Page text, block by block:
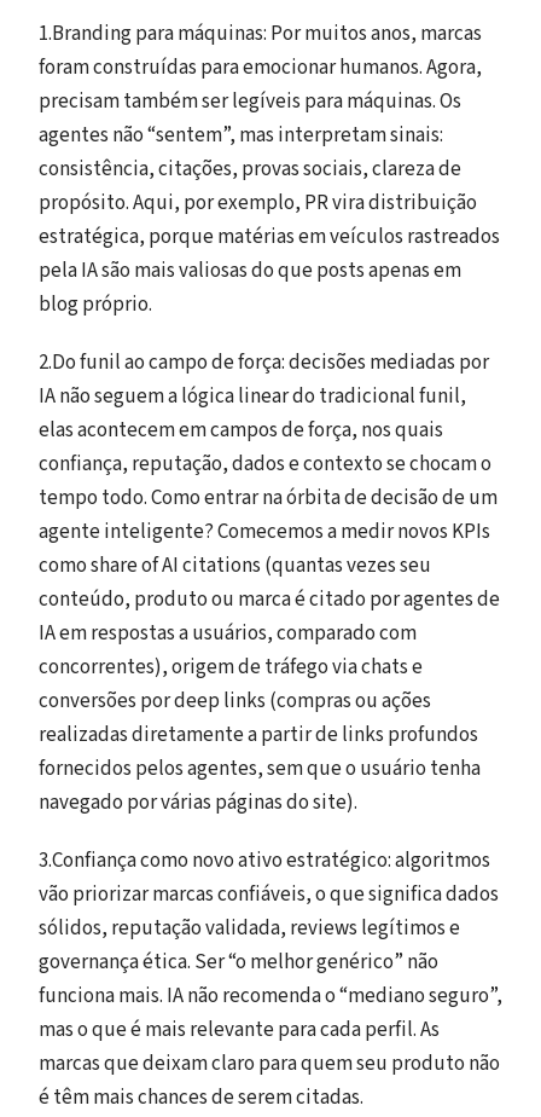
1.Branding para máquinas: Por muitos anos, marcas
foram construídas para emocionar humanos. Agora,
precisam também ser legíveis para máquinas. Os
agentes não “sentem”, mas interpretam sinais:
consistência, citações, provas sociais, clareza de
propósito. Aqui, por exemplo, PR vira distribuição
estratégica, porque matérias em veículos rastreados
pela IA são mais valiosas do que posts apenas em
blog próprio.
2.Do funil ao campo de força: decisões mediadas por
IA não seguem a lógica linear do tradicional funil,
elas acontecem em campos de força, nos quais
confiança, reputação, dados e contexto se chocam o
tempo todo. Como entrar na órbita de decisão de um
agente inteligente? Comecemos a medir novos KPIs
como share of AI citations (quantas vezes seu
conteúdo, produto ou marca é citado por agentes de
IA em respostas a usuários, comparado com
concorrentes), origem de tráfego via chats e
conversões por deep links (compras ou ações
realizadas diretamente a partir de links profundos
fornecidos pelos agentes, sem que o usuário tenha
navegado por várias páginas do site).
3.Confiança como novo ativo estratégico: algoritmos
vão priorizar marcas confiáveis, o que significa dados
sólidos, reputação validada, reviews legítimos e
governança ética. Ser “o melhor genérico” não
funciona mais. IA não recomenda o “mediano seguro”,
mas o que é mais relevante para cada perfil. As
marcas que deixam claro para quem seu produto não
é têm mais chances de serem citadas.